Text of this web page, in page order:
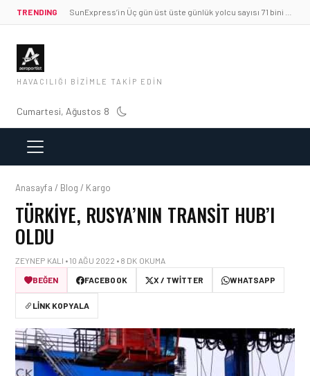
TRENDING
HAVACILIĞI BIZIMLE TAKIP EDIN
Cumartesi, Ağustos 8
Anasayfa / Blog / Kargo
TÜRKIYE, RUSYA’NIN TRANSIT HUB’I
OLDU
ZEYNEP KALI • 10 AĞU 2022 • 8 DK OKUMA
BEĞEN
FACEBOOK X / TWITTER WHATSAPP
LINK KOPYALA